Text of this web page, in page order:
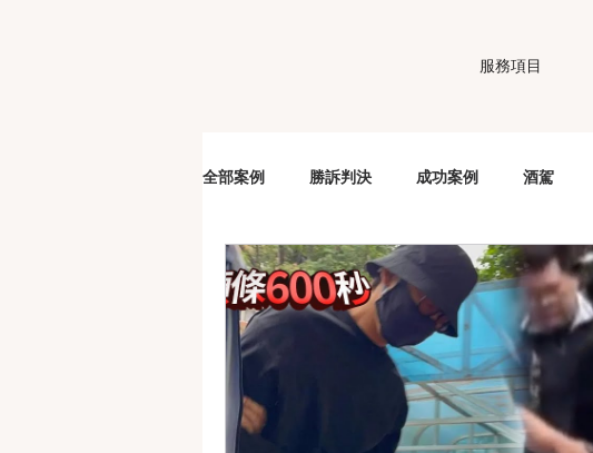
服務項目
全部案例 勝訴判決 成功案例 酒駕
販毒 車手 詐欺 洗錢 竊盜
妨害性自主 夫妻剩餘財產分配 職場霸凌